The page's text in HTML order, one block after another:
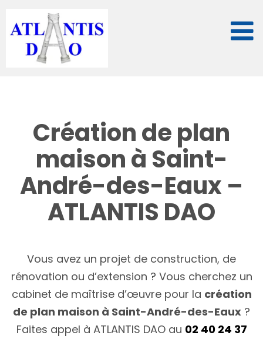
contenu
Création de plan
maison à Saint-
André-des-Eaux –
ATLANTIS DAO
Vous avez un projet de construction, de
rénovation ou d’extension ? Vous cherchez un
cabinet de maîtrise d’œuvre pour la création
de plan maison à Saint-André-des-Eaux ?
Faites appel à ATLANTIS DAO au 02 40 24 37